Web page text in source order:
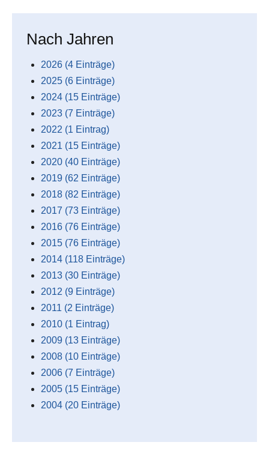
Nach Jahren
2026 (4 Einträge)
2025 (6 Einträge)
2024 (15 Einträge)
2023 (7 Einträge)
2022 (1 Eintrag)
2021 (15 Einträge)
2020 (40 Einträge)
2019 (62 Einträge)
2018 (82 Einträge)
2017 (73 Einträge)
2016 (76 Einträge)
2015 (76 Einträge)
2014 (118 Einträge)
2013 (30 Einträge)
2012 (9 Einträge)
2011 (2 Einträge)
2010 (1 Eintrag)
2009 (13 Einträge)
2008 (10 Einträge)
2006 (7 Einträge)
2005 (15 Einträge)
2004 (20 Einträge)